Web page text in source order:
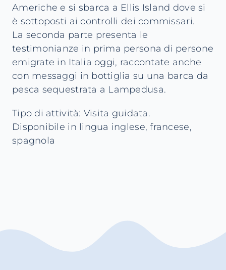
Americhe e si sbarca a Ellis Island dove si
è sottoposti ai controlli dei commissari.
La seconda parte presenta le
testimonianze in prima persona di persone
emigrate in Italia oggi, raccontate anche
con messaggi in bottiglia su una barca da
pesca sequestrata a Lampedusa.
Tipo di attività: Visita guidata.
Disponibile in lingua inglese, francese,
spagnola